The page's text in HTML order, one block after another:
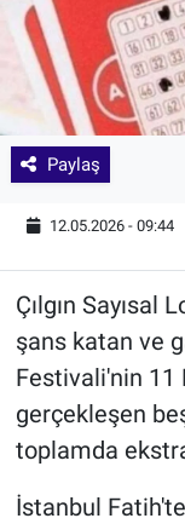
Paylaş
12.05.2026 - 09:44
Çılgın Sayısal
şans katan ve
Festivali'nin 11
gerçekleşen
toplamda
İstanbul